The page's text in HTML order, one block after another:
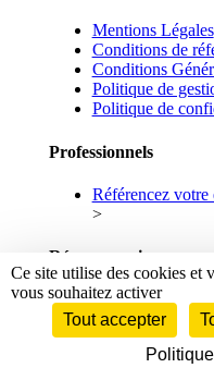
Mentions Légales
Conditions de
Conditions
Politique de
Politique de
Professionnels
Référencez votre
>
Réseaux sociaux
Facebook
Linkedin
© 2026 maison.fr -
Ce site utilise des cookies et
vous souhaitez activer
Tout accepter